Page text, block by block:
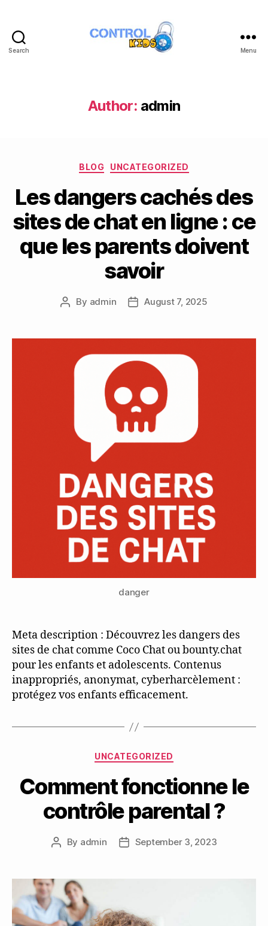
Search
de
controle
Menu
Author: admin
Categories
BLOG UNCATEGORIZED
Les dangers cachés des
sites de chat en ligne : ce
que les parents doivent
savoir
Post
By admin
PostAugust 7, 2025
danger
Meta description : Découvrez les dangers des
sites de chat comme Coco Chat ou bounty.chat
pour les enfants et adolescents. Contenus
inappropriés, anonymat, cyberharcèlement :
protégez vos enfants efficacement.
Categories
UNCATEGORIZED
Comment fonctionne le
contrôle parental ?
Post
By admin
PostSeptember 3, 2023